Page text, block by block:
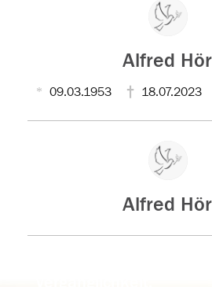
Alfred
09.03.1953 18.07.2023
Alfred